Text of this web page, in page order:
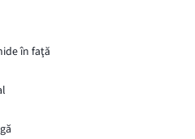
în faţă